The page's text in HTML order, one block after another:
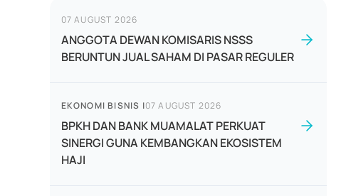
07 AUGUST 2026
ANGGOTA DEWAN KOMISARIS NSSS
BERUNTUN JUAL SAHAM DI PASAR REGULER
EKONOMI BISNIS |07 AUGUST 2026
BPKH DAN BANK MUAMALAT PERKUAT
SINERGI GUNA KEMBANGKAN EKOSISTEM
HAJI